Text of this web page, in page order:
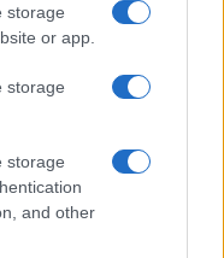
storage
or app.
storage
storage
and other
načrtujejo in
različnih
delo
, ki je odprta in
za učinkovito